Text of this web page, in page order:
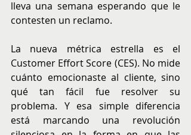
lleva una semana esperando que le
contesten un reclamo.
La nueva métrica estrella es el
Customer Effort Score (CES). No mide
cuánto emocionaste al cliente, sino
qué tan fácil fue resolver su
problema. Y esa simple diferencia
está marcando una revolución